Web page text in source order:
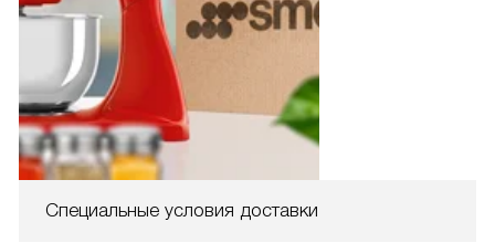
Специальные условия доставки